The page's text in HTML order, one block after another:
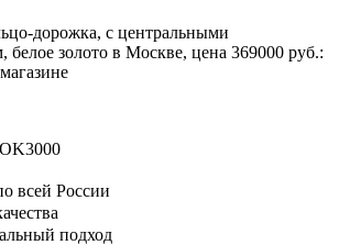
всей России
подход